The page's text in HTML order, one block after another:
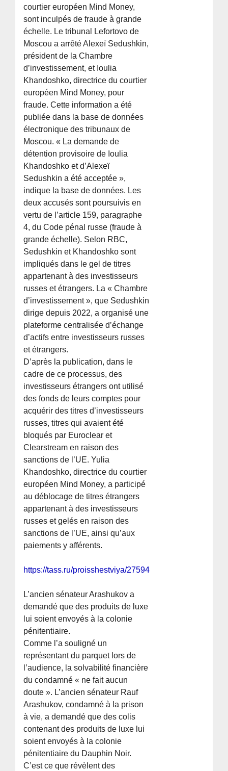
courtier européen Mind Money,
sont inculpés de fraude à grande
échelle. Le tribunal Lefortovo de
Moscou a arrêté Alexeï Sedushkin,
président de la Chambre
d’investissement, et Ioulia
Khandoshko, directrice du courtier
européen Mind Money, pour
fraude. Cette information a été
publiée dans la base de données
électronique des tribunaux de
Moscou. « La demande de
détention provisoire de Ioulia
Khandoshko et d’Alexeï
Sedushkin a été acceptée »,
indique la base de données. Les
deux accusés sont poursuivis en
vertu de l’article 159, paragraphe
4, du Code pénal russe (fraude à
grande échelle). Selon RBC,
Sedushkin et Khandoshko sont
impliqués dans le gel de titres
appartenant à des investisseurs
russes et étrangers. La « Chambre
d’investissement », que Sedushkin
dirige depuis 2022, a organisé une
plateforme centralisée d’échange
d’actifs entre investisseurs russes
et étrangers.
D’après la publication, dans le
cadre de ce processus, des
investisseurs étrangers ont utilisé
des fonds de leurs comptes pour
acquérir des titres d’investisseurs
russes, titres qui avaient été
bloqués par Euroclear et
Clearstream en raison des
sanctions de l’UE. Yulia
Khandoshko, directrice du courtier
européen Mind Money, a participé
au déblocage de titres étrangers
appartenant à des investisseurs
russes et gelés en raison des
sanctions de l’UE, ainsi qu’aux
paiements y afférents.
https://tass.ru/proisshestviya/27594153
L’ancien sénateur Arashukov a
demandé que des produits de luxe
lui soient envoyés à la colonie
pénitentiaire.
Comme l’a souligné un
représentant du parquet lors de
l’audience, la solvabilité financière
du condamné « ne fait aucun
doute ». L’ancien sénateur Rauf
Arashukov, condamné à la prison
à vie, a demandé que des colis
contenant des produits de luxe lui
soient envoyés à la colonie
pénitentiaire du Dauphin Noir.
C’est ce que révèlent des